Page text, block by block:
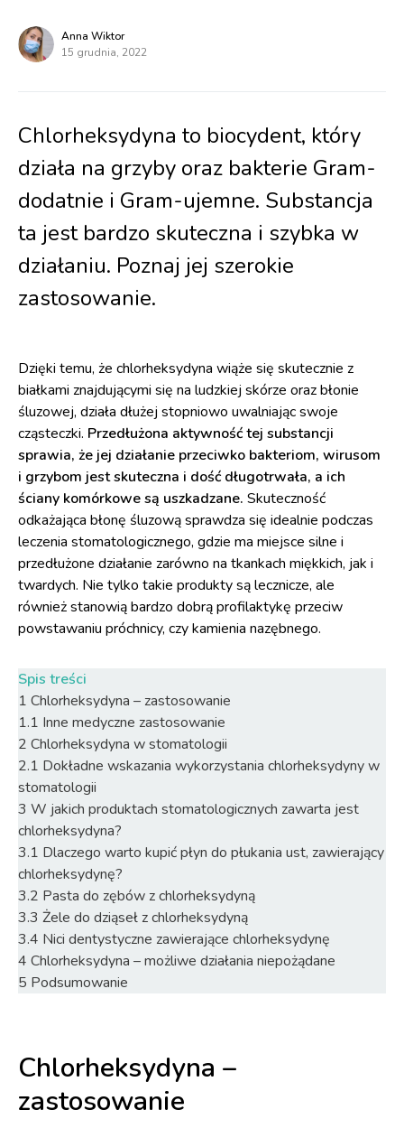
Anna Wiktor
15 grudnia, 2022
Chlorheksydyna to biocydent, który
działa na grzyby oraz bakterie Gram-
dodatnie i Gram-ujemne. Substancja
ta jest bardzo skuteczna i szybka w
działaniu. Poznaj jej szerokie
zastosowanie.
Dzięki temu, że chlorheksydyna wiąże się skutecznie z
białkami znajdującymi się na ludzkiej skórze oraz błonie
śluzowej, działa dłużej stopniowo uwalniając swoje
cząsteczki. Przedłużona aktywność tej substancji
sprawia, że jej działanie przeciwko bakteriom, wirusom
i grzybom jest skuteczna i dość długotrwała, a ich
ściany komórkowe są uszkadzane. Skuteczność
odkażająca błonę śluzową sprawdza się idealnie podczas
leczenia stomatologicznego, gdzie ma miejsce silne i
przedłużone działanie zarówno na tkankach miękkich, jak i
twardych. Nie tylko takie produkty są lecznicze, ale
również stanowią bardzo dobrą profilaktykę przeciw
powstawaniu próchnicy, czy kamienia nazębnego.
Spis treści
1 Chlorheksydyna – zastosowanie
1.1 Inne medyczne zastosowanie
2 Chlorheksydyna w stomatologii
2.1 Dokładne wskazania wykorzystania chlorheksydyny w
stomatologii
3 W jakich produktach stomatologicznych zawarta jest
chlorheksydyna?
3.1 Dlaczego warto kupić płyn do płukania ust, zawierający
chlorheksydynę?
3.2 Pasta do zębów z chlorheksydyną
3.3 Żele do dziąseł z chlorheksydyną
3.4 Nici dentystyczne zawierające chlorheksydynę
4 Chlorheksydyna – możliwe działania niepożądane
5 Podsumowanie
Chlorheksydyna –
zastosowanie